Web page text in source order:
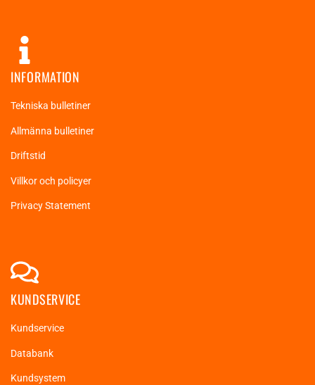
INFORMATION
Tekniska bulletiner
Allmänna bulletiner
Driftstid
Villkor och policyer
Privacy Statement
KUNDSERVICE
Kundservice
Databank
Kundsystem